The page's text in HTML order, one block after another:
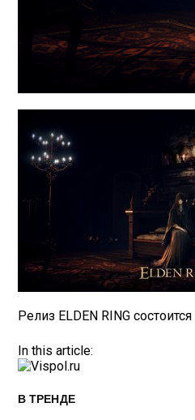
Релиз ELDEN RING состоится
In this article:
В ТРЕНДЕ